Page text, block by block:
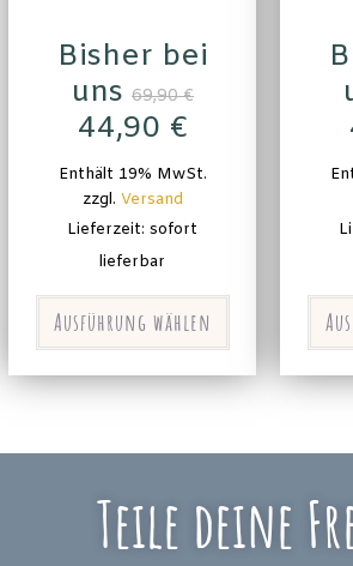
Bisher bei
uns 69,90€
44,90 €
Enthält 19% MwSt.
zzgl. Versand
Lieferzeit: sofort
lieferbar
Ausführung wählen
Teile deine